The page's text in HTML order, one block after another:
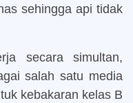
sehingga api tidak
secara simultan,
salah satu media
kebakaran kelas B